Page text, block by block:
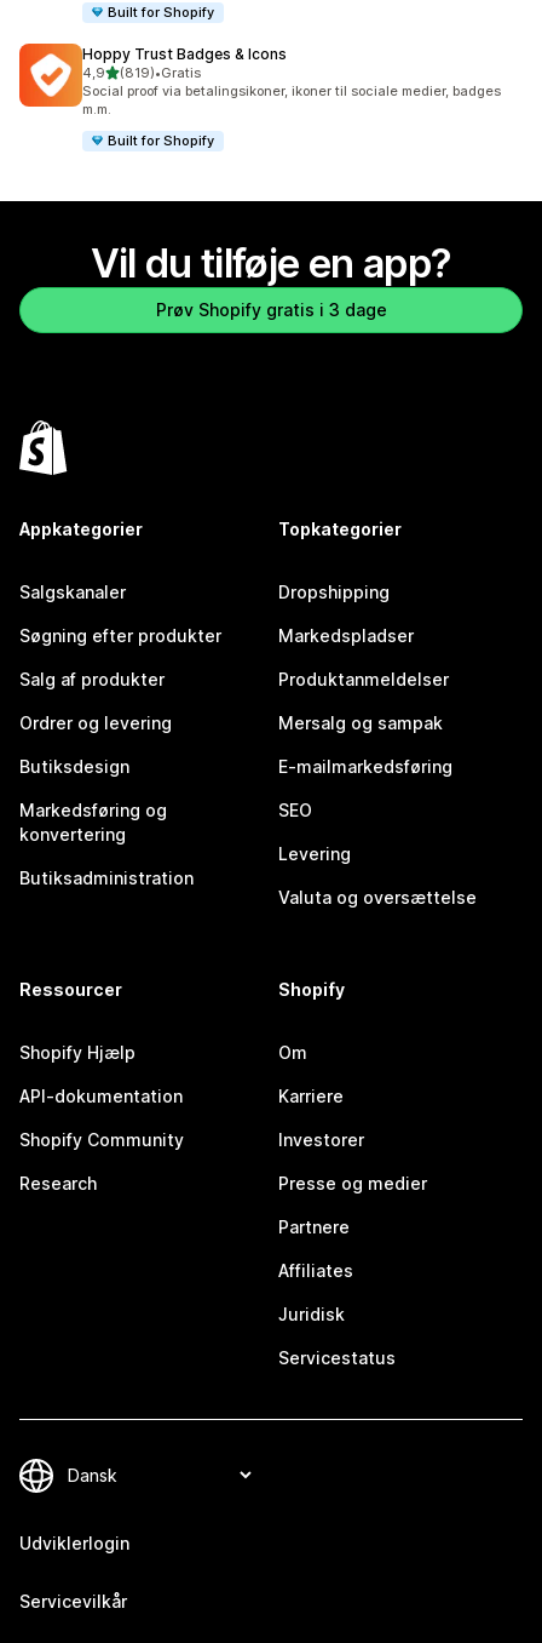
Built for Shopify
Hoppy Trust Badges & Icons
4,9ud af 5 stjerner
(819)
819 anmeldelser i alt
•Gratis
Social proof via betalingsikoner, ikoner til sociale medier, badges
m.m.
Built for Shopify
Vil du tilføje en app?
Prøv Shopify gratis i 3 dage
Appkategorier
Salgskanaler
Søgning efter produkter
Salg af produkter
Ordrer og levering
Butiksdesign
Markedsføring og
konvertering
Butiksadministration
Topkategorier
Dropshipping
Markedspladser
Produktanmeldelser
Mersalg og sampak
E-mailmarkedsføring
SEO
Levering
Valuta og oversættelse
Ressourcer
Shopify Hjælp
API-dokumentation
Shopify Community
Research
Shopify
Om
Karriere
Investorer
Presse og medier
Partnere
Affiliates
Juridisk
Servicestatus
Udviklerlogin
Servicevilkår